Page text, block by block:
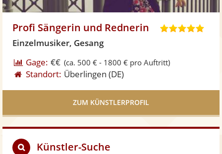
Profi Sängerin und Rednerin
5
n
Einzelmusiker, Gesang
Gage: €€ (ca. 500 € - 1800 € pro Auftritt)
Standort: Überlingen (DE)
ZUM KÜNSTLERPROFIL
Künstler-Suche